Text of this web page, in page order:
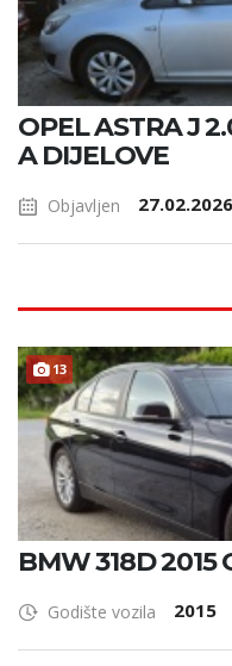
OPEL ASTRA J
A DIJELOVE
Objavljen
13
BMW 318D 2015
Godište vozila 2015